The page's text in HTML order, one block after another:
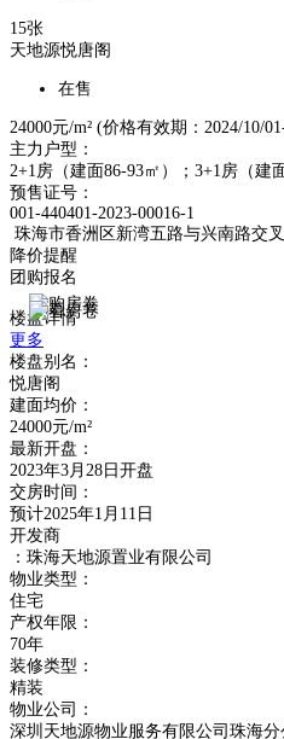
15张
天地源悦唐阁
在售
24000元/m² (价格有效期：2024/10/
主力户型：
2+1房（建面86-93㎡）；3+1房（建
预售证号：
001-440401-2023-00016-1
珠海市香洲区新湾五路与兴南路交
降价提醒
团购报名
楼盘详情
更多
楼盘别名：
悦唐阁
建面均价：
24000元/m²
最新开盘：
2023年3月28日开盘
交房时间：
预计2025年1月11日
开发商
：珠海天地源置业有限公司
物业类型：
住宅
产权年限：
70年
装修类型：
精装
物业公司：
深圳天地源物业服务有限公司珠海分